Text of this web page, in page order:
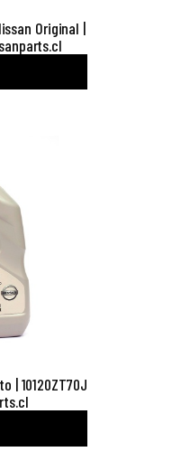
Original |
| 10120ZT70J